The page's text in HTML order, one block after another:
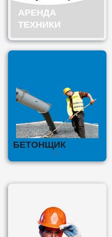
SIA 4BRO.
Krasta iela
5202, Latvija
Veicam
darbus
Бетонщик
Ilūkstes
priekšpilsēta,
АРЕНДА
ТЕХНИКИ
БЕТОНЩИК
5